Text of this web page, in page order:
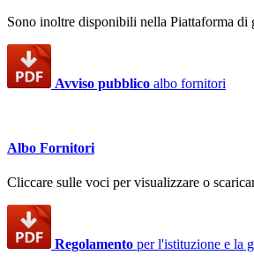
Sono inoltre disponibili nella Piattaforma di
Avviso pubblico albo fornitori
Albo Fornitori
Cliccare sulle voci per visualizzare o
Regolamento per l'istituzione e la